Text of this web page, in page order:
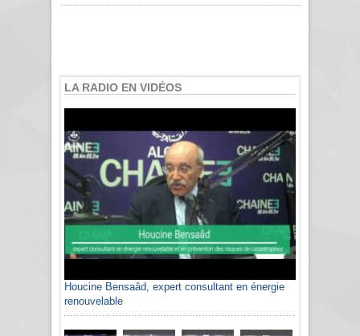
LA RADIO EN VIDÉOS
Houcine Bensaâd, expert consultant en énergie
renouvelable